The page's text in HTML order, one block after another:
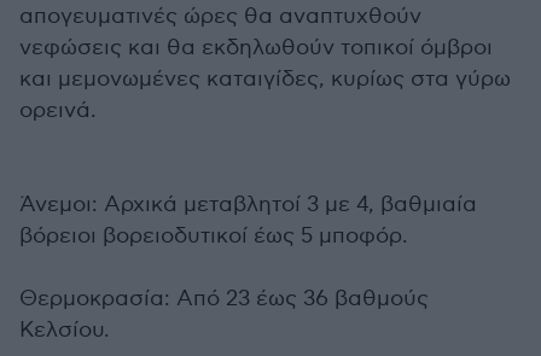
απογευματινές ώρες θα αναπτυχθούν
νεφώσεις και θα εκδηλωθούν τοπικοί όμβροι
και μεμονωμένες καταιγίδες, κυρίως στα γύρω
ορεινά.
Άνεμοι: Αρχικά μεταβλητοί 3 με 4, βαθμιαία
βόρειοι βορειοδυτικοί έως 5 μποφόρ.
Θερμοκρασία: Από 23 έως 36 βαθμούς
Κελσίου.